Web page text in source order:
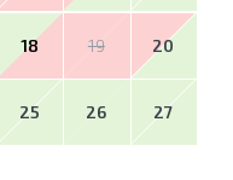
18 19 20
25 26 27